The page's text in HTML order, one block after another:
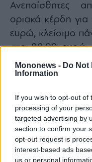
Mononews - Do Not
Information
If you wish to opt-out of
processing of your
targeted advertising by
section to confirm your
opt-out request is
interest-based ads
us or personal
Ανεπαίσθητες
οριακά κέρδη για
ευρώ, κλείσιμο
στα 22,90 ευρώ
δύο)!
Από εκεί και
τηνAegean, στα
και ευνοείται
διεθνών τιμών
μετοχή της
θεωρείται